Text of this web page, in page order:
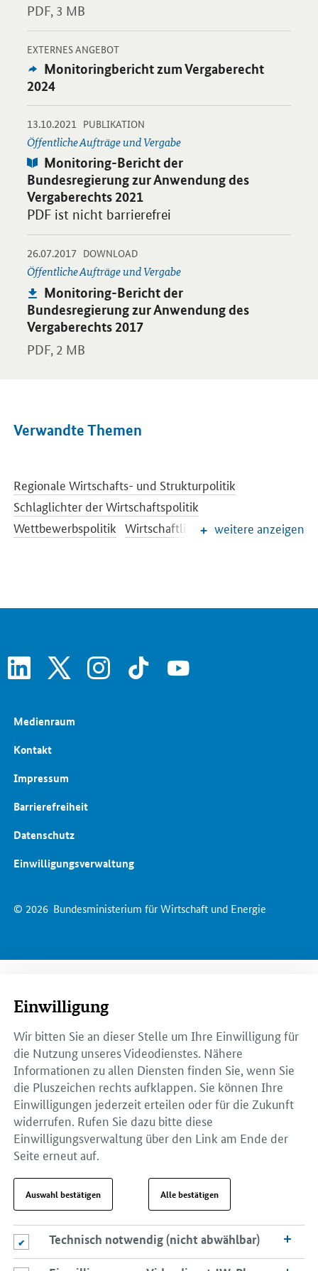
PDF, 3 MB
EXTERNES ANGEBOT-
Externes
Angebot:
Monitoringbericht zum Vergaberecht
2024
Öffnet Einzelsicht
13.10.2021 -
PUBLIKATION
Öffentliche Aufträge und Vergabe
Publikation:
Monitoring-Bericht der
Bundesregierung zur Anwendung des
Vergaberechts 2021
PDF ist nicht barrierefrei
Öffnet PDF "Monitoring-Bericht der Bundesregierung zur
26.07.2017 -
DOWNLOAD-
Öffentliche Aufträge und Vergabe
Publikation:
Monitoring-Bericht der
Bundesregierung zur Anwendung des
Vergaberechts 2017
PDF, 2 MB
Öffnet PDF "Monitoring-Bericht der Bundesregierung zur
Verwandte Themen
Regionale Wirtschafts- und Strukturpolitik
Schlaglichter der Wirtschaftspolitik
Wettbewerbspolitik Wirtschaftliche Entwicklung
weitere anzeigen
linkedin instagram tiktok youtube
© 2026 Bundesministerium für Wirtschaft und Energie
Medienraum
Kontakt
Impressum
Barrierefreiheit
Datenschutz
Einwilligungsverwaltung
Einwilligung
Wir bitten Sie an dieser Stelle um Ihre Einwilligung für
die Nutzung unseres Videodienstes. Nähere
Informationen zu allen Diensten finden Sie, wenn Sie
die Pluszeichen rechts aufklappen. Sie können Ihre
Einwilligungen jederzeit erteilen oder für die Zukunft
widerrufen. Rufen Sie dazu bitte diese
Einwilligungsverwaltung über den Link am Ende der
Seite erneut auf.
Auswahl bestätigen Alle bestätigen
Technisch notwendig (nicht abwählbar)
Technisch notwendig (nicht abwählbar)